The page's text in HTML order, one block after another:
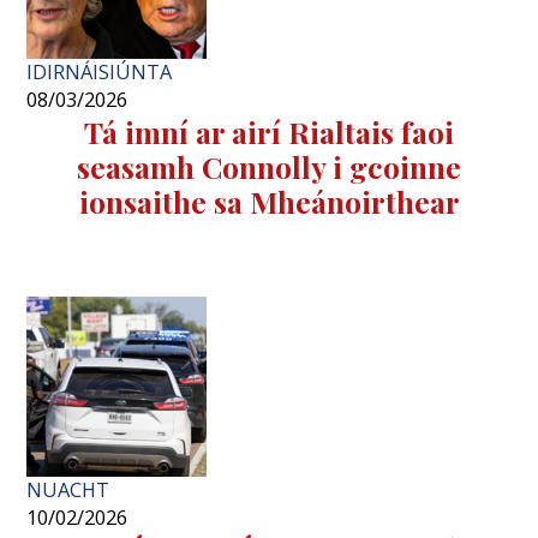
IDIRNÁISIÚNTA
08/03/2026
Tá imní ar airí Rialtais faoi
seasamh Connolly i gcoinne
ionsaithe sa Mheánoirthear
NUACHT
10/02/2026